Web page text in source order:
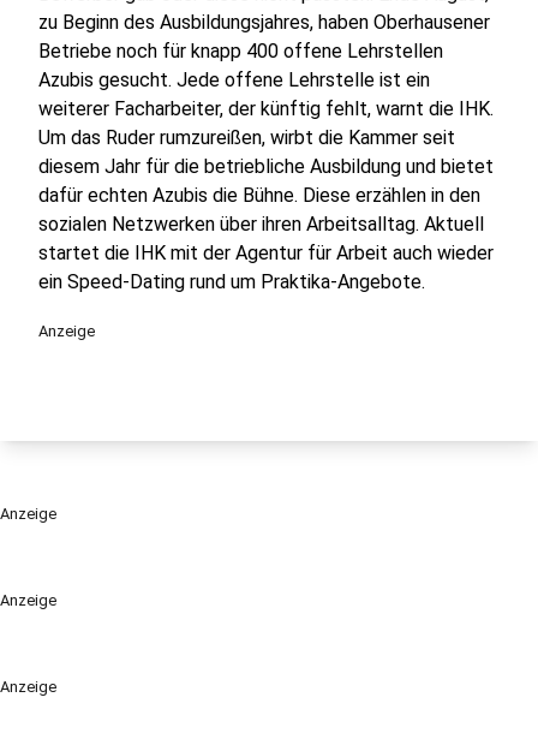
Anzeige
Anzeige
zu Beginn des Ausbildungsjahres, haben Oberhausener
Betriebe noch für knapp 400 offene Lehrstellen
Azubis gesucht. Jede offene Lehrstelle ist ein
weiterer Facharbeiter, der künftig fehlt, warnt die IHK.
Um das Ruder rumzureißen, wirbt die Kammer seit
diesem Jahr für die betriebliche Ausbildung und bietet
dafür echten Azubis die Bühne. Diese erzählen in den
sozialen Netzwerken über ihren Arbeitsalltag. Aktuell
startet die IHK mit der Agentur für Arbeit auch wieder
ein Speed-Dating rund um Praktika-Angebote.
Anzeige
Anzeige